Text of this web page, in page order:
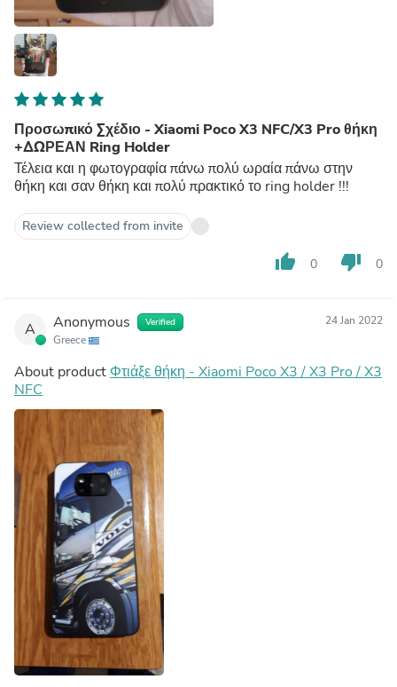
Προσωπικό Σχέδιο - Xiaomi Poco X3 NFC/X3 Pro θήκη
+ΔΩΡΕΑΝ Ring Holder
Τέλεια και η φωτογραφία πάνω πολύ ωραία πάνω στην
θήκη και σαν θήκη και πολύ πρακτικό το ring holder !!!
Review collected from invite
thumb_up 0 thumb_down 0
A Anonymous Verified
Greece
24 Jan 2022
About product Φτιάξε θήκη - Xiaomi Poco X3 / X3 Pro / X3
NFC